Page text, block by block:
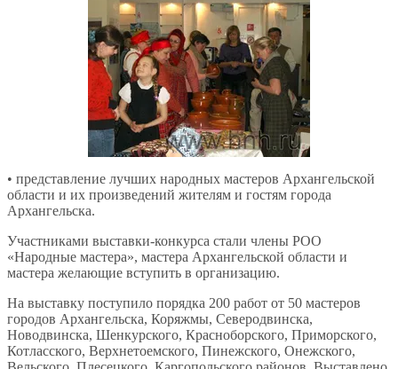
• представление лучших народных мастеров Архангельской
области и их произведений жителям и гостям города
Архангельска.
Участниками выставки-конкурса стали члены РОО
«Народные мастера», мастера Архангельской области и
мастера желающие вступить в организацию.
На выставку поступило порядка 200 работ от 50 мастеров
городов Архангельска, Коряжмы, Северодвинска,
Новодвинска, Шенкурского, Красноборского, Приморского,
Котласского, Верхнетоемского, Пинежского, Онежского,